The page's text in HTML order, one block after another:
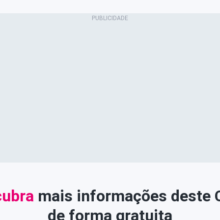
mais informações deste
de forma gratuita